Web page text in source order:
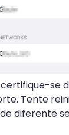
certifique-se
Tente
diferente